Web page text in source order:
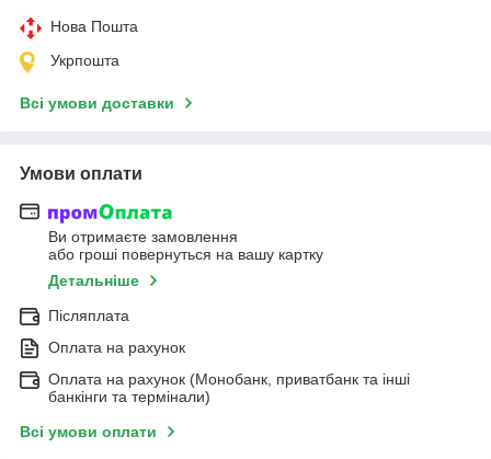
Нова Пошта
Укрпошта
Всі умови доставки
Умови оплати
Ви отримаєте замовлення
або гроші повернуться на вашу картку
Детальніше
Післяплата
Оплата на рахунок
Оплата на рахунок (Монобанк, приватбанк та інші
банкінги та термінали)
Всі умови оплати